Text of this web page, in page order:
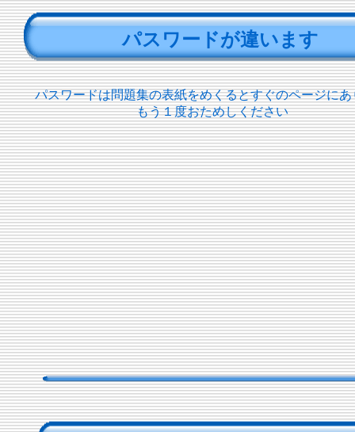
パスワードが違います
パスワードは問題集の表紙をめくるとすぐのページにあ
もう１度おためしください